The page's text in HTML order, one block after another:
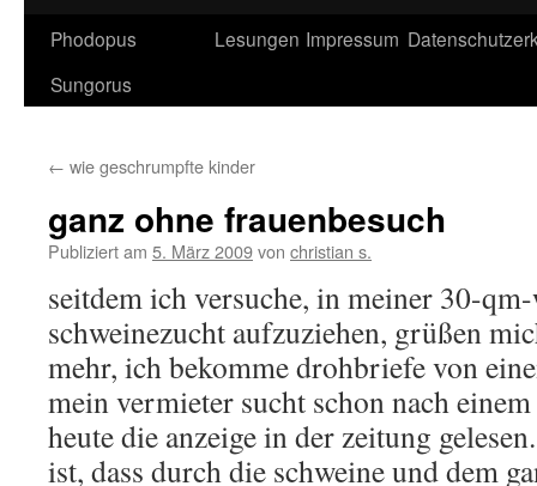
Springe
zum
Phodopus
Sungorus
Lesungen Impressum
← wie geschrumpfte kinder
ganz ohne frauenbesuch
Publiziert am 5. März 2009von christian s.
seitdem ich versuche, in meiner 30-
schweinezucht aufzuziehen, grüßen
mehr, ich bekomme drohbriefe von
mein vermieter sucht schon nach
heute die anzeige in der zeitung
ist, dass durch die schweine und dem